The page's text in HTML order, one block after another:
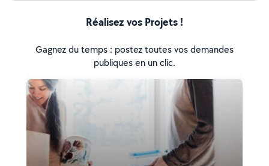
Réalisez vos Projets !
Gagnez du temps : postez toutes vos demandes
publiques en un clic.